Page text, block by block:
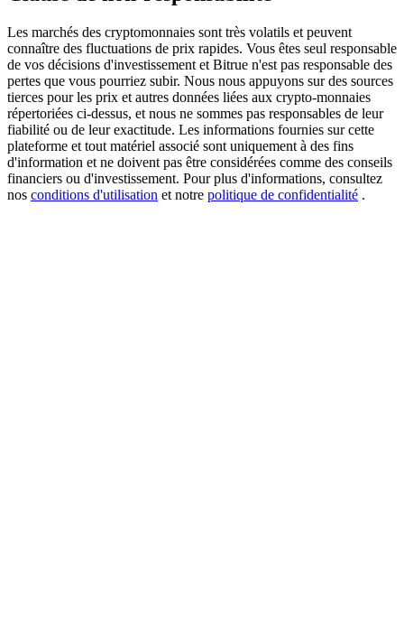
Trade Gold & Silver · 33,333 USDT Bonus
USDT New User Exclusive 10% APR
USDT Flexible Staking | Daily Rewards
Les marchés des cryptomonnaies sont très volatils et peuvent
connaître des fluctuations de prix rapides. Vous êtes seul responsable
de vos décisions d'investissement et Bitrue n'est pas responsable des
pertes que vous pourriez subir. Nous nous appuyons sur des sources
tierces pour les prix et autres données liées aux crypto-monnaies
répertoriées ci-dessus, et nous ne sommes pas responsables de leur
fiabilité ou de leur exactitude. Les informations fournies sur cette
plateforme et tout matériel associé sont uniquement à des fins
d'information et ne doivent pas être considérées comme des conseils
financiers ou d'investissement. Pour plus d'informations, consultez
nos conditions d'utilisation et notre politique de confidentialité .